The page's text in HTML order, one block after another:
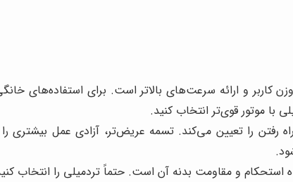
با موتور قوی‌تر انتخاب کنید.
را تعیین می‌کند. تسمه عریض‌تر، آزادی عمل بیشتری را
استحکام و مقاومت بدنه آن است. حتماً تردمیلی را انتخاب